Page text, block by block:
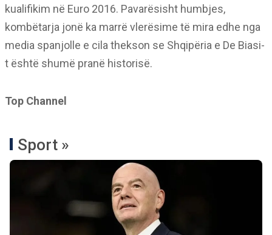
kualifikim në Euro 2016. Pavarësisht humbjes,
kombëtarja jonë ka marrë vlerësime të mira edhe nga
media spanjolle e cila thekson se Shqipëria e De Biasi-
t është shumë pranë historisë.
Top Channel
Sport »